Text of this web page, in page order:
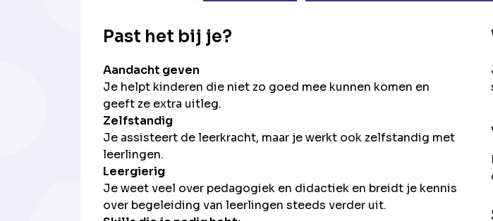
Past het bij je?
Aandacht geven
Je helpt kinderen die niet zo goed mee kunnen komen en
geeft ze extra uitleg.
Zelfstandig
Je assisteert de leerkracht, maar je werkt ook zelfstandig met
leerlingen.
Leergierig
Je weet veel over pedagogiek en didactiek en breidt je kennis
over begeleiding van leerlingen steeds verder uit.